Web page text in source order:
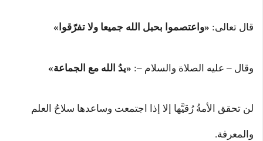
قال تعالى: «واعتصموا بحبل الله جميعا ولا تفرّقوا»
وقال – عليه الصلاة والسلام –: «يدُ الله مع الجماعة»
لن تحقق الأمةُ رُقيَّها إلا إذا اجتمعت وساعدها سلاحُ العلم
والمعرفة.